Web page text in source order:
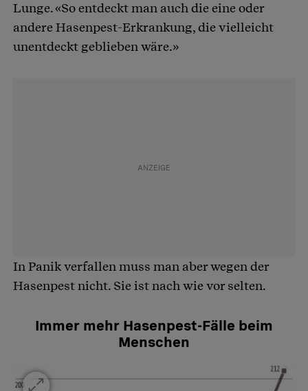
Lunge. «So entdeckt man auch die eine oder
andere Hasenpest-Erkrankung, die vielleicht
unentdeckt geblieben wäre.»
In Panik verfallen muss man aber wegen der
Hasenpest nicht. Sie ist nach wie vor selten.
Immer mehr Hasenpest-Fälle beim
Menschen